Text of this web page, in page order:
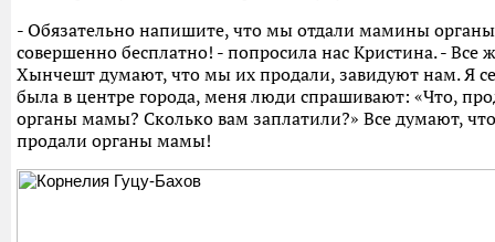
- Обязательно напишите, что мы отдали мамины органы
совершенно бесплатно! - попросила нас Кристина. - Все
Хынчешт думают, что мы их продали, завидуют нам. Я
была в центре города, меня люди спрашивают: «Что,
органы мамы? Сколько вам заплатили?» Все думают,
продали органы мамы!